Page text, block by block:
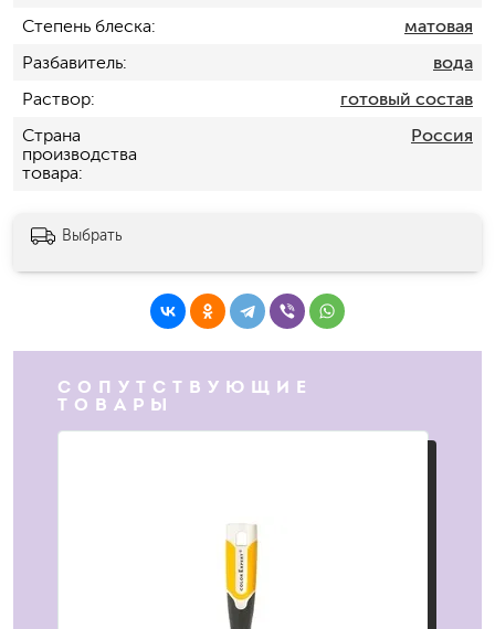
Степень блеска
матовая
Разбавитель
вода
Раствор
готовый состав
Страна
производства
товара
Россия
Выбрать
СОПУТСТВУЮЩИЕ
ТОВАРЫ